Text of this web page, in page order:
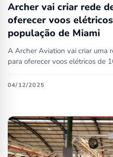
Archer vai criar rede
oferecer voos
população de Miami
A Archer Aviation vai criar uma
para oferecer voos elétricos de
04/12/2025